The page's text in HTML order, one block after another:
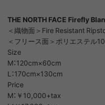
THE NORTH FACE Firefly
＜織物面＞Fire Resistant
＜フリース面＞ポリエステル
Size
M：120cm×60cm
L：170cm×130cm
Price
M：￥10,000+tax